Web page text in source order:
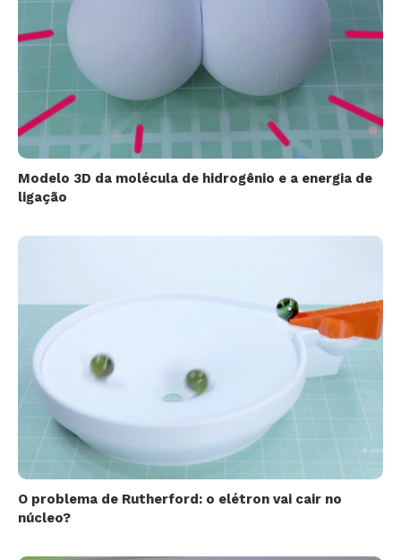
Modelo 3D da molécula de hidrogênio e a energia de
ligação
O problema de Rutherford: o elétron vai cair no
núcleo?